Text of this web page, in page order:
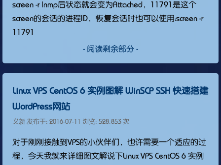
screen -r lnmp后状态就会变为Attached，11791是这个
screen的会话的进程ID，恢复会话时也可以使用：screen -r
11791
- 阅读剩余部分 -
Linux VPS CentOS 6 实例图解 WinSCP SSH 快速搭建
WordPress网站
义新 发布于: 2016-07-11 浏览: 528,853 次
对于刚刚接触到VPS的小伙伴们，也许需要一个适应的过
程，今天我就来详细图文解说下Linux VPS CentOS 6 实例